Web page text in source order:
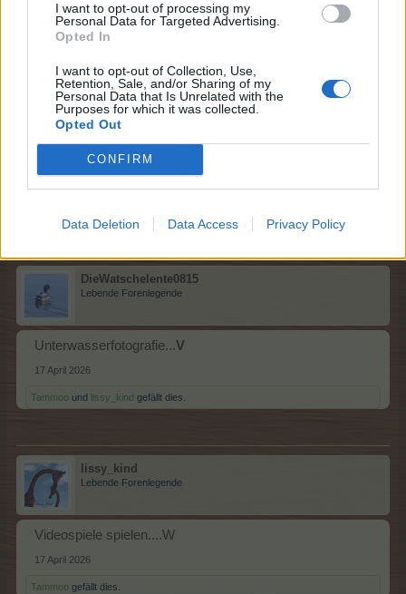
I want to opt-out of processing my
Personal Data for Targeted Advertising.
Opted In
I want to opt-out of Collection, Use,
Retention, Sale, and/or Sharing of my
Personal Data that Is Unrelated with the
Purposes for which it was collected.
Opted Out
CONFIRM
Data Deletion Data Access Privacy Policy
Tammoo,DieWatschelente0815undlissy_kindgefällt dies.
lissy_kind
Lebende Forenlegende
Tauchen....U
DieWatschelente0815
Lebende Forenlegende
Unterwasserfotografie...V
17 April 2026
Tammoo und lissy_kind gefällt dies.
lissy_kind
Lebende Forenlegende
Videospiele spielen....W
17 April 2026
Tammoo gefällt dies.